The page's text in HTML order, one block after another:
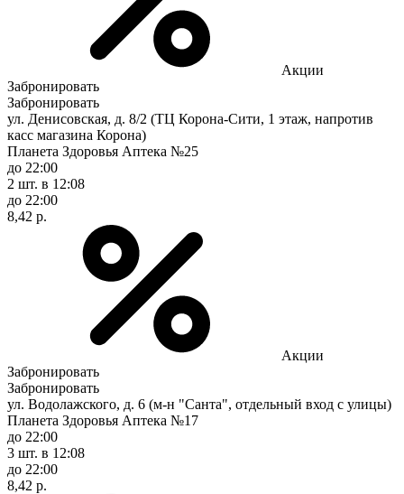
Акции
Забронировать
Забронировать
ул. Денисовская, д. 8/2 (ТЦ Корона-Сити, 1 этаж, напротив
касс магазина Корона)
Планета Здоровья Аптека №25
до 22:00
2 шт. в 12:08
до 22:00
8,42 р.
Акции
Забронировать
Забронировать
ул. Водолажского, д. 6 (м-н "Санта", отдельный вход с улицы)
Планета Здоровья Аптека №17
до 22:00
3 шт. в 12:08
до 22:00
8,42 р.